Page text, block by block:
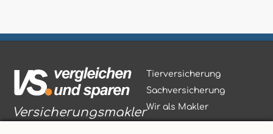
Versicherungsmakler
Tierversicherung
Sachversicherung
Wir als Makler